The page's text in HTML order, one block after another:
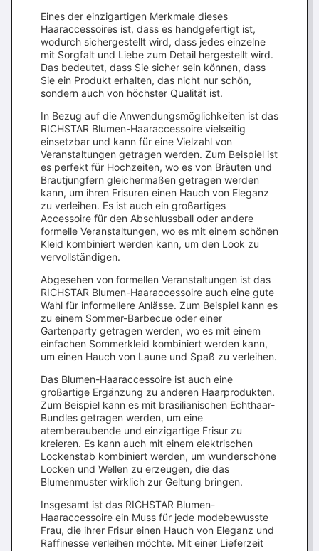
Eines der einzigartigen Merkmale dieses
Haaraccessoires ist, dass es handgefertigt ist,
wodurch sichergestellt wird, dass jedes einzelne
mit Sorgfalt und Liebe zum Detail hergestellt wird.
Das bedeutet, dass Sie sicher sein können, dass
Sie ein Produkt erhalten, das nicht nur schön,
sondern auch von höchster Qualität ist.
In Bezug auf die Anwendungsmöglichkeiten ist das
RICHSTAR Blumen-Haaraccessoire vielseitig
einsetzbar und kann für eine Vielzahl von
Veranstaltungen getragen werden. Zum Beispiel ist
es perfekt für Hochzeiten, wo es von Bräuten und
Brautjungfern gleichermaßen getragen werden
kann, um ihren Frisuren einen Hauch von Eleganz
zu verleihen. Es ist auch ein großartiges
Accessoire für den Abschlussball oder andere
formelle Veranstaltungen, wo es mit einem schönen
Kleid kombiniert werden kann, um den Look zu
vervollständigen.
Abgesehen von formellen Veranstaltungen ist das
RICHSTAR Blumen-Haaraccessoire auch eine gute
Wahl für informellere Anlässe. Zum Beispiel kann es
zu einem Sommer-Barbecue oder einer
Gartenparty getragen werden, wo es mit einem
einfachen Sommerkleid kombiniert werden kann,
um einen Hauch von Laune und Spaß zu verleihen.
Das Blumen-Haaraccessoire ist auch eine
großartige Ergänzung zu anderen Haarprodukten.
Zum Beispiel kann es mit brasilianischen Echthaar-
Bundles getragen werden, um eine
atemberaubende und einzigartige Frisur zu
kreieren. Es kann auch mit einem elektrischen
Lockenstab kombiniert werden, um wunderschöne
Locken und Wellen zu erzeugen, die das
Blumenmuster wirklich zur Geltung bringen.
Insgesamt ist das RICHSTAR Blumen-
Haaraccessoire ein Muss für jede modebewusste
Frau, die ihrer Frisur einen Hauch von Eleganz und
Raffinesse verleihen möchte. Mit einer Lieferzeit